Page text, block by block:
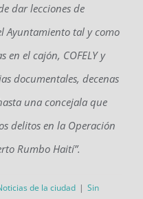
dar lecciones de
Ayuntamiento tal y como
el cajón, COFELY y
documentales, decenas
una concejala que
delitos en la Operación
Rumbo Haití”.
de la ciudad | Sin